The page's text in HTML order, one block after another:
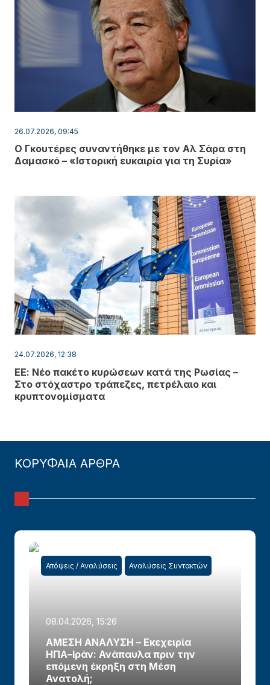
26.07.2026, 09:45
Ο Γκουτέρες συναντήθηκε με τον Αλ Σάρα στη
Δαμασκό – «Ιστορική ευκαιρία για τη Συρία»
24.07.2026, 12:38
ΕΕ: Νέο πακέτο κυρώσεων κατά της Ρωσίας –
Στο στόχαστρο τράπεζες, πετρέλαιο και
κρυπτονομίσματα
ΚΟΡΥΦΑΙΑ ΑΡΘΡΑ
Απόψεις / Αναλύσεις Αναλύσεις Συντακτών
08.04.2026, 15:26
ΑΜΕΣΗ ΑΝΑΛΥΣΗ – Εκεχειρία
ΗΠΑ–Ιράν: Ανάπαυλα πριν την
επόμενη έκρηξη στη Μέση
Ανατολή;